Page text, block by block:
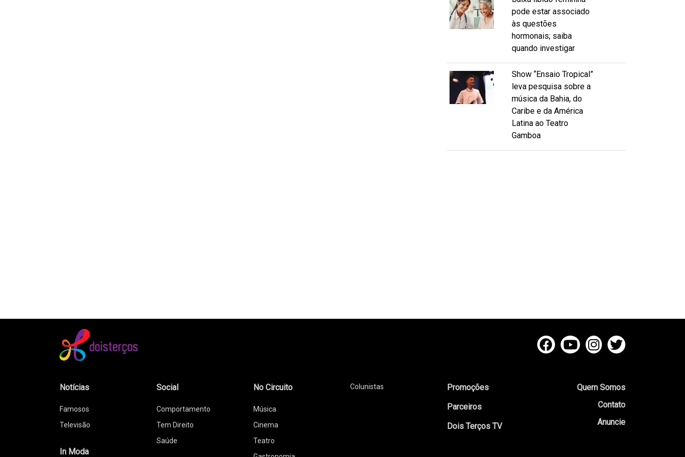
pode estar associado
às questões
hormonais; saiba
quando investigar
Show “Ensaio Tropical”
leva pesquisa sobre a
música da Bahia, do
Caribe e da América
Latina ao Teatro
Gamboa
Notícias
Famosos
Televisão
In Moda
Social
Comportamento
Tem Direito
Saúde
No Circuito
Música
Cinema
Teatro
Colunistas
Promoções
Parceiros
Dois Terços TV
Quem Somos
Contato
Anuncie